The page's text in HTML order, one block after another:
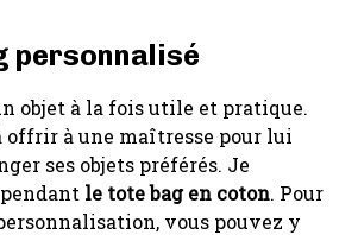
personnalisé
objet à la fois utile et pratique.
offrir à une maîtresse pour lui
ses objets préférés. Je
le tote bag en coton. Pour
vous pouvez y